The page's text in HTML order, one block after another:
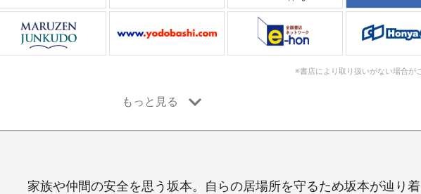
※書店により取り扱いがない場合が
家族や仲間の安全を思う坂本。自らの居場所を守るため坂本が辿り